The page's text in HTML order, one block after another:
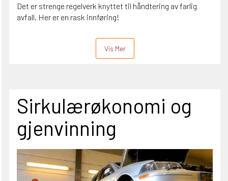
Det er strenge regelverk knyttet til håndtering av farlig
avfall. Her er en rask innføring!
Vis Mer
Sirkulærøkonomi og
gjenvinning